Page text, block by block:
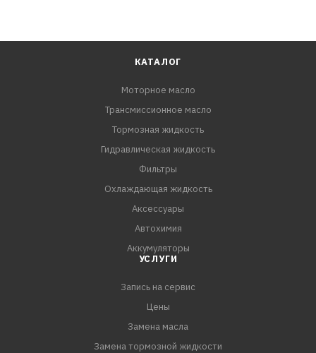
КАТАЛОГ
Моторное масло
Трансмиссионное масло
Тормозная жидкость
Гидравлическая жидкость
Фильтры
Охлаждающая жидкость
Аксессуары
Автохимия
Аккумуляторы
УСЛУГИ
Запись на сервис
Цены
Замена масла
Замена тормозной жидкости